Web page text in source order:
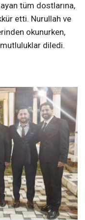
tüm dostlarına,
etti. Nurullah ve
okunurken,
diledi.